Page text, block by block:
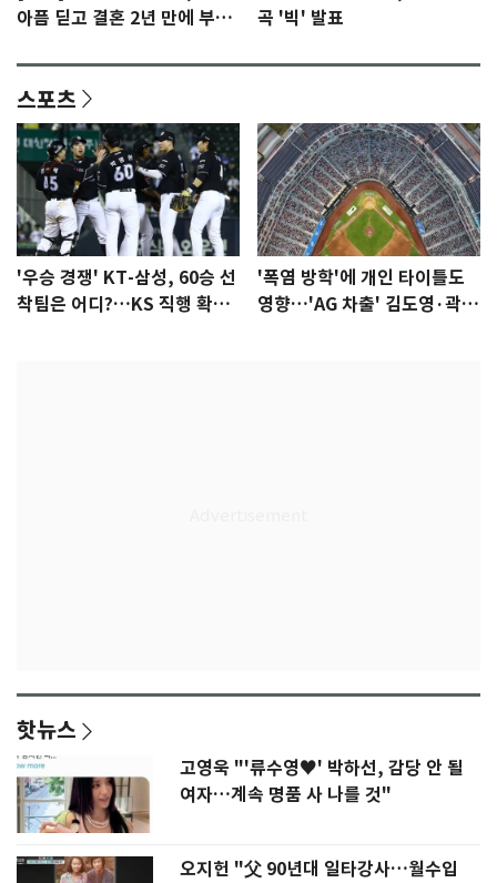
아픔 딛고 결혼 2년 만에 부모
곡 '빅' 발표
스포츠
'우승 경쟁' KT-삼성, 60승 선
착팀은 어디?…KS 직행 확률
'폭염 방학'에 개인 타이틀도
영향…'AG 차출' 김도영·곽빈
핫뉴스
고영욱 "'류수영♥' 박하선, 감당 안 될
여자…계속 명품 사 나를 것"
오지헌 "父 90년대 일타강사…월수입